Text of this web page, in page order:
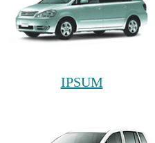
IPSUM